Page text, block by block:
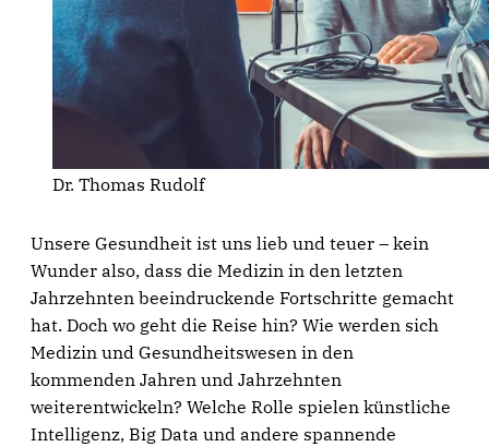
Dr. Thomas Rudolf
Unsere Gesundheit ist uns lieb und teuer – kein
Wunder also, dass die Medizin in den letzten
Jahrzehnten beeindruckende Fortschritte gemacht
hat. Doch wo geht die Reise hin? Wie werden sich
Medizin und Gesundheitswesen in den
kommenden Jahren und Jahrzehnten
weiterentwickeln? Welche Rolle spielen künstliche
Intelligenz, Big Data und andere spannende